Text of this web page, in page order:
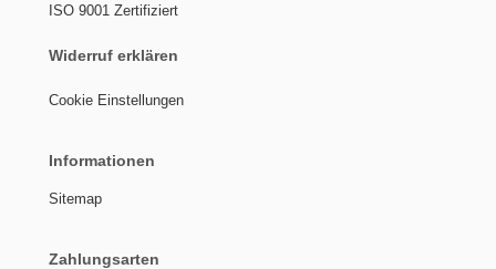
ISO 9001 Zertifiziert
Widerruf erklären
Cookie Einstellungen
Informationen
Sitemap
Zahlungsarten